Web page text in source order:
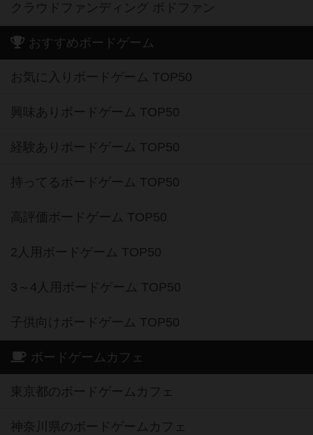
クラウドファンディング ボドファン
おすすめボードゲーム
お気に入りボードゲーム TOP50
興味ありボードゲーム TOP50
経験ありボードゲーム TOP50
持ってるボードゲーム TOP50
高評価ボードゲーム TOP50
2人用ボードゲーム TOP50
3～4人用ボードゲーム TOP50
子供向けボードゲーム TOP50
ボードゲームカフェ
東京都のボードゲームカフェ
神奈川県のボードゲームカフェ